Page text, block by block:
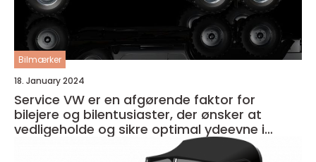
Bilmærker
18. January 2024
Service VW er en afgørende faktor for
bilejere og bilentusiaster, der ønsker at
vedligeholde og sikre optimal ydeevne i